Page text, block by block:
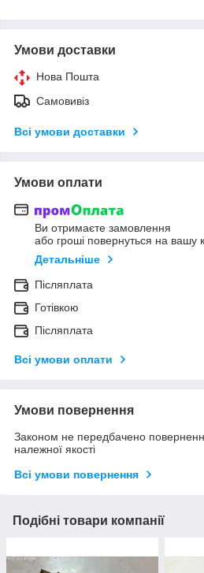
Умови доставки
Нова Пошта
Самовивіз
Всі умови доставки
Умови оплати
Ви отримаєте замовлення
або гроші повернуться на вашу
Детальніше
Післяплата
Готівкою
Післяплата
Всі умови оплати
Умови повернення
Законом не передбачено
належної якості
Всі умови повернення
Подібні товари компанії